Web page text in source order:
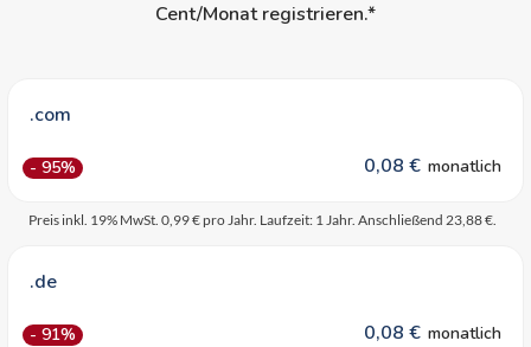
Cent/Monat registrieren.*
.com
- 95% 0,08 € monatlich
Preis inkl. 19% MwSt. 0,99 € pro Jahr. Laufzeit: 1 Jahr. Anschließend 23,88 €.
.de
- 91% 0,08 € monatlich